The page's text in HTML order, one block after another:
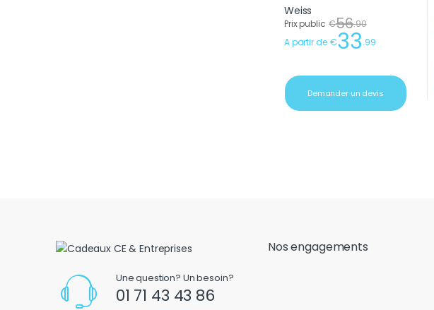
Prix public €56.90
A partir de €33.99
Demander un devis
Une question? Un besoin?
01 71 43 43 86
Nos engagements